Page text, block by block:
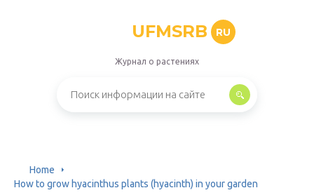
UFMSRB RU
Журнал о растениях
Home
How to grow hyacinthus plants (hyacinth) in your garden